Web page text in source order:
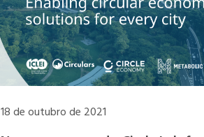
18 de outubro de 2021